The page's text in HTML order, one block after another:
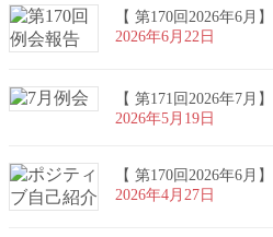
【 第170回2026年6月
2026年6月22日
【 第171回2026年7月
2026年5月19日
【 第170回2026年6月
2026年4月27日